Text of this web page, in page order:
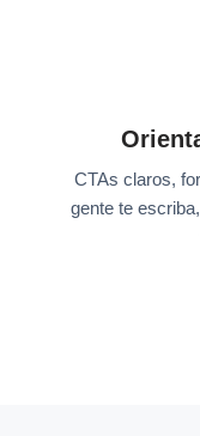
CTAs claros,
gente te